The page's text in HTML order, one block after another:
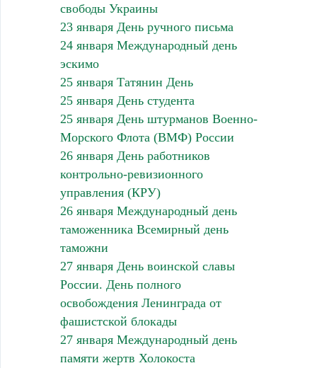
свободы Украины
23 января День ручного письма
24 января Международный день
эскимо
25 января Татянин День
25 января День студента
25 января День штурманов Военно-
Морского Флота (ВМФ) России
26 января День работников
контрольно-ревизионного
управления (КРУ)
26 января Международный день
таможенника Всемирный день
таможни
27 января День воинской славы
России. День полного
освобождения Ленинграда от
фашистской блокады
27 января Международный день
памяти жертв Холокоста